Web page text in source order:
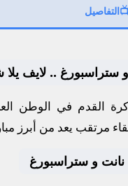
التفاصيل
و ستراسبورغ .. لايف
القدم في الوطن
مرتقب يعد من أبرز
نانت و ستراسبورغ